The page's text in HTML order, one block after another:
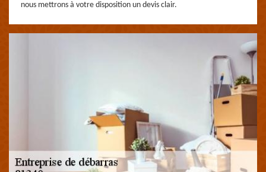
nous mettrons à votre disposition un devis clair.